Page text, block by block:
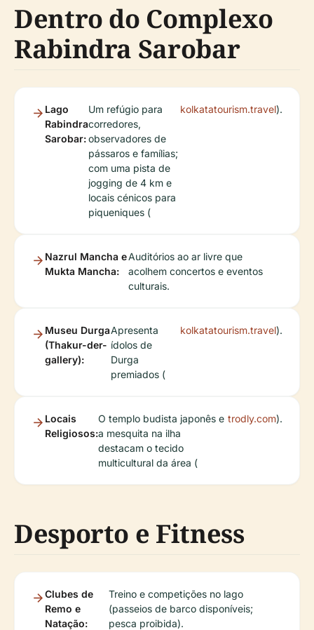
Dentro do Complexo
Rabindra Sarobar
Lago
Rabindra
Sarobar:
Um refúgio para
corredores,
observadores de
pássaros e famílias;
com uma pista de
jogging de 4 km e
locais cénicos para
piqueniques (
kolkatatourism.travel).
Nazrul Mancha e
Mukta Mancha:
Auditórios ao ar livre que
acolhem concertos e eventos
culturais.
Museu Durga
(Thakur-der-
gallery):
Apresenta
ídolos de
Durga
premiados (
kolkatatourism.travel).
Locais
Religiosos:
O templo budista japonês e
a mesquita na ilha
destacam o tecido
multicultural da área (
trodly.com).
Desporto e Fitness
Clubes de
Remo e
Natação:
Treino e competições no lago
(passeios de barco disponíveis;
pesca proibida).